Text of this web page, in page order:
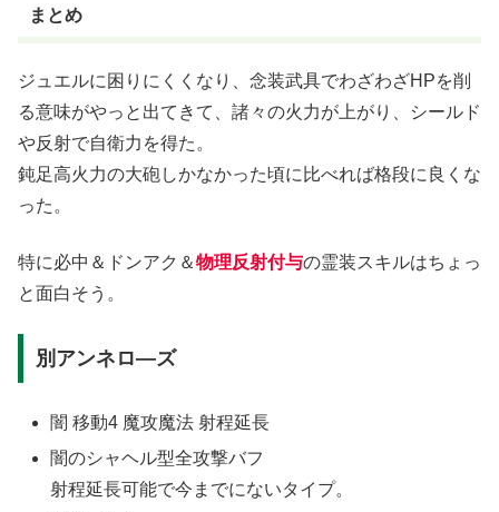
まとめ
ジュエルに困りにくくなり、念装武具でわざわざHPを削
る意味がやっと出てきて、諸々の火力が上がり、シールド
や反射で自衛力を得た。
鈍足高火力の大砲しかなかった頃に比べれば格段に良くな
った。
特に必中＆ドンアク＆物理反射付与の霊装スキルはちょっ
と面白そう。
別アンネロ―ズ
闇 移動4 魔攻魔法 射程延長
闇のシャヘル型全攻撃バフ
射程延長可能で今までにないタイプ。